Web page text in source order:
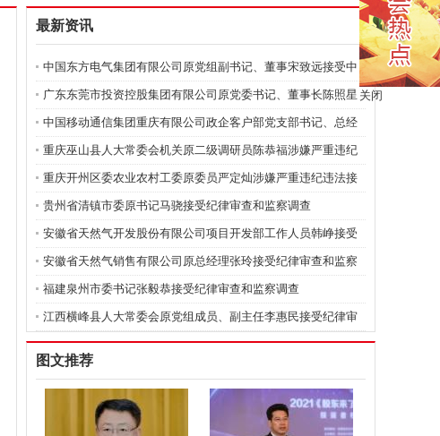
最新资讯
中国东方电气集团有限公司原党组副书记、董事宋致远接受中
央纪委国家监委纪律审查和监察调查
广东东莞市投资控股集团有限公司原党委书记、董事长陈照星
主动投案接受审查调查
中国移动通信集团重庆有限公司政企客户部党支部书记、总经
理王辉明涉嫌严重违纪违法接受审查调查
重庆巫山县人大常委会机关原二级调研员陈恭福涉嫌严重违纪
违法接受审查调查
重庆开州区委农业农村工委原委员严定灿涉嫌严重违纪违法接
受审查调查
贵州省清镇市委原书记马骁接受纪律审查和监察调查
安徽省天然气开发股份有限公司项目开发部工作人员韩峥接受
纪律审查和监察调查
安徽省天然气销售有限公司原总经理张玲接受纪律审查和监察
调查
福建泉州市委书记张毅恭接受纪律审查和监察调查
江西横峰县人大常委会原党组成员、副主任李惠民接受纪律审
查和监察调查
图文推荐
关闭